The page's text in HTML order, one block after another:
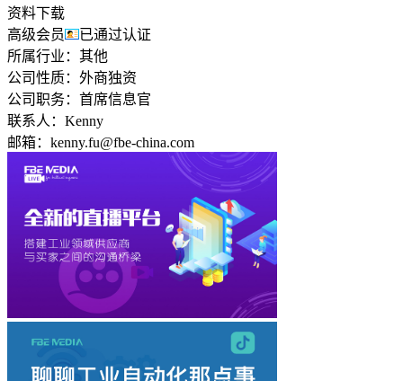
资料下载
高级会员
已通过认证
所属行业： 其他
公司性质： 外商独资
公司职务： 首席信息官
联系人： Kenny
邮箱： kenny.fu@fbe-china.com